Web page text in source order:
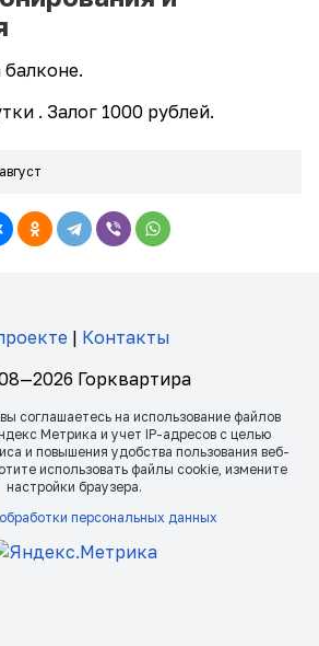
балконе.
. Залог 1000 рублей.
| Контакты
Горквартира
соглашаетесь на использование файлов
Метрика и учет IP-адресов с целью
и повышения удобства пользования веб-
использовать файлы сookie, измените
настройки браузера.
персональных данных